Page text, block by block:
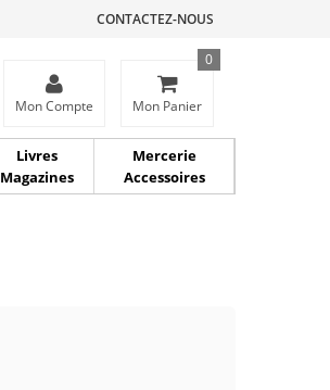
CONTACTEZ-NOUS
Mon Compte Mon Panier
0
Livres
Magazines
Mercerie
Accessoires